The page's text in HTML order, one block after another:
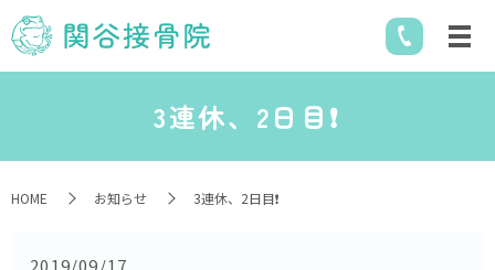
3連休、2日目❗️
HOME お知らせ 3連休、2日目❗️
2019/09/17